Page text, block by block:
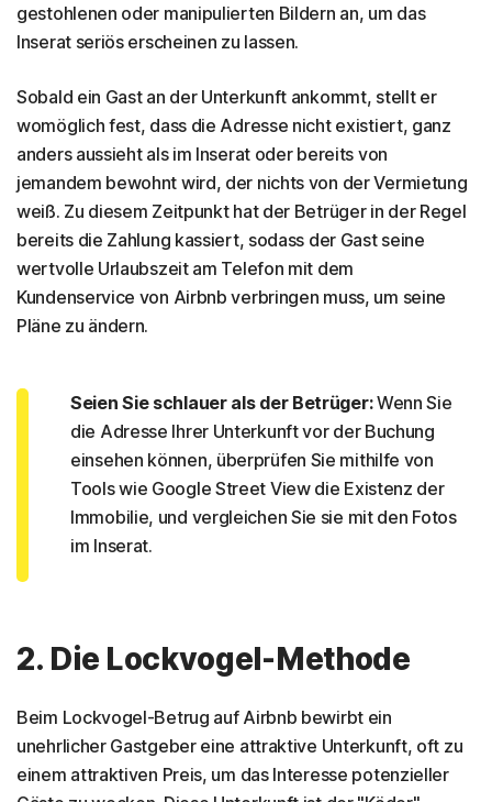
gestohlenen oder manipulierten Bildern an, um das
Inserat seriös erscheinen zu lassen.
Sobald ein Gast an der Unterkunft ankommt, stellt er
womöglich fest, dass die Adresse nicht existiert, ganz
anders aussieht als im Inserat oder bereits von
jemandem bewohnt wird, der nichts von der Vermietung
weiß. Zu diesem Zeitpunkt hat der Betrüger in der Regel
bereits die Zahlung kassiert, sodass der Gast seine
wertvolle Urlaubszeit am Telefon mit dem
Kundenservice von Airbnb verbringen muss, um seine
Pläne zu ändern.
Seien Sie schlauer als der Betrüger:Wenn Sie
die Adresse Ihrer Unterkunft vor der Buchung
einsehen können, überprüfen Sie mithilfe von
Tools wie Google Street View die Existenz der
Immobilie, und vergleichen Sie sie mit den Fotos
im Inserat.
2. Die Lockvogel-Methode
Beim Lockvogel-Betrug auf Airbnb bewirbt ein
unehrlicher Gastgeber eine attraktive Unterkunft, oft zu
einem attraktiven Preis, um das Interesse potenzieller